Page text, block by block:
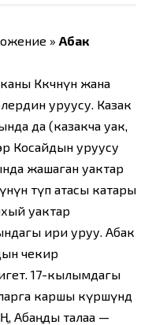
» Абак
Көкчөнүн жана
уруусу. Казак
да (казакча уак,
Косайдын уруусу
жашаган уактар
түп атасы катары
уактар
ири уруу. Абак
чекир
17-кылымдагы
каршы күрөшүндө
Абаңды талаа —